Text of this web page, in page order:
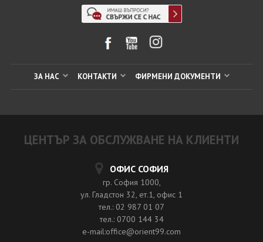
ЗА НАС КОНТАКТИ ФИРМЕНИ ДОКУМЕНТИ
ЦЕНТЪР ЗА ОБСЛУЖВАНЕ НА КЛИЕНТИ
ОФИС СОФИЯ
гр. София 1000,
ул. Гладстон 32, ет.1, офис 1
тел.: 02 987 01 07
тел.: 0700 144 34
e-mail:office@orient99.com